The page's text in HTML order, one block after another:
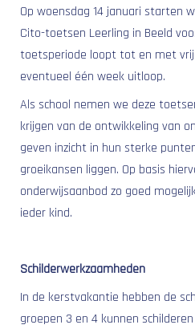
Op woensdag 14 januari starten
Cito-toetsen Leerling in Beeld
toetsperiode loopt tot en met
eventueel één week uitloop.
Als school nemen we deze
krijgen van de ontwikkeling van
geven inzicht in hun sterke
groeikansen liggen. Op basis
onderwijsaanbod zo goed
ieder kind.
Schilderwerkzaamheden
In de kerstvakantie hebben de
groepen 3 en 4 kunnen